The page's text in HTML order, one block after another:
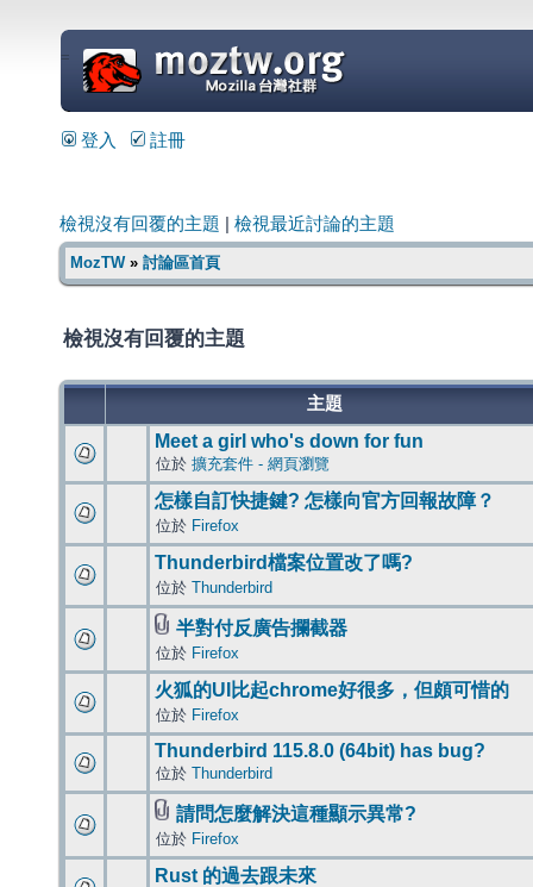
=
登入 註冊
檢視沒有回覆的主題 檢視最近討論的主題
MozTW» 討論區首頁
檢視沒有回覆的主題
主題
Meet a girl who's down for fun
位於 擴充套件 - 網頁瀏覽
怎樣自訂快捷鍵? 怎樣向官方回報故障？
位於 Firefox
Thunderbird檔案位置改了嗎?
位於 Thunderbird
半對付反廣告攔截器
位於 Firefox
火狐的UI比起chrome好很多，但頗可惜的
位於 Firefox
Thunderbird 115.8.0 (64bit) has bug?
位於 Thunderbird
請問怎麼解決這種顯示異常?
位於 Firefox
Rust 的過去跟未來